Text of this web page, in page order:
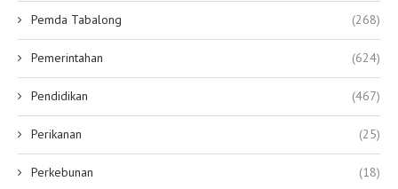
Pemda Tabalong (268)
Pemerintahan (624)
Pendidikan (467)
Perikanan (25)
Perkebunan (18)